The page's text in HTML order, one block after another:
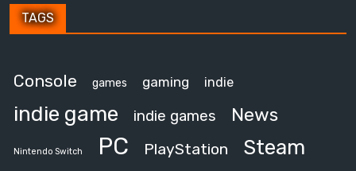
TAGS
Console games gaming indie
indie game indie games News
Nintendo Switch PC PlayStation Steam